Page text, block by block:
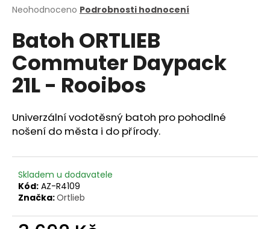
Průměrné
produktu
je
0,0
z
5
hvězdiček.
Neohodnoceno Podrobnosti hodnocení
Batoh ORTLIEB
Commuter Daypack
21L - Rooibos
Univerzální vodotěsný batoh pro pohodlné
nošení do města i do přírody.
Skladem u dodavatele
Kód: AZ-R4109
Značka:Ortlieb
a
j
í
t
?
HLEDAT
D
o
p